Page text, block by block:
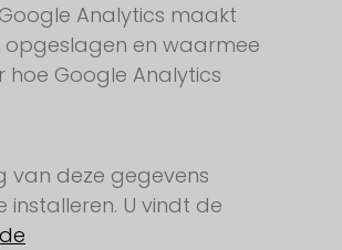
Analytics maakt
en waarmee
Google Analytics
van deze gegevens
U vindt de